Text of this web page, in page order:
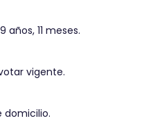
años, 11 meses.
vigente.
domicilio.